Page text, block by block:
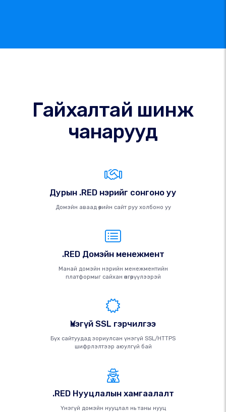
Гайхалтай шинж
чанарууд
Дурын .RED нэрийг сонгоно уу
Домэйн аваад өөрийн сайт руу холбоно уу
.RED Домэйн менежмент
Манай домэйн нэрийн менежментийн
платформыг сайхан өнгөрүүлээрэй
Үнэгүй SSL гэрчилгээ
Бүх сайтуудад зориулсан үнэгүй SSL/HTTPS
шифрлэлтээр аюулгүй бай
.RED Нууцлалын хамгаалалт
Үнэгүй домэйн нууцлал нь таны нууц